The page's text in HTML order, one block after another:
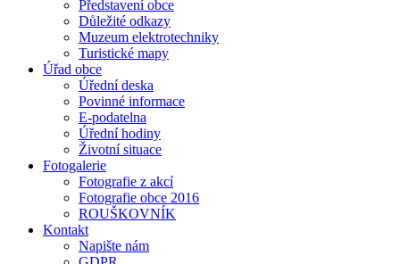
Představení obce
Důležité odkazy
Muzeum elektrotechniky
Turistické mapy
Úřad obce
Úřední deska
Povinné informace
E-podatelna
Úřední hodiny
Životní situace
Fotogalerie
Fotografie z akcí
Fotografie obce 2016
ROUŠKOVNÍK
Kontakt
Napište nám